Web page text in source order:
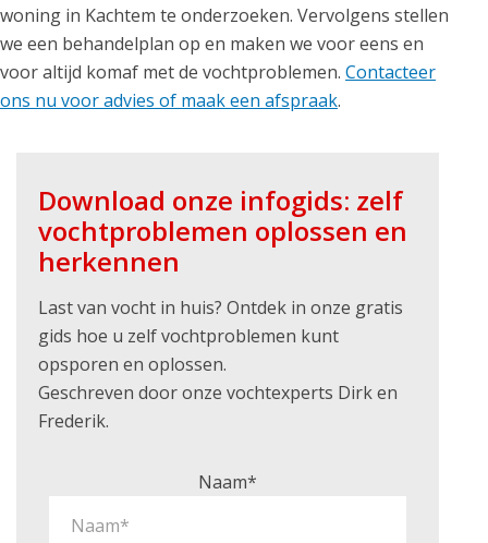
woning in Kachtem te onderzoeken. Vervolgens stellen
we een behandelplan op en maken we voor eens en
voor altijd komaf met de vochtproblemen. Contacteer
ons nu voor advies of maak een afspraak.
Download onze infogids: zelf
vochtproblemen oplossen en
herkennen
Last van vocht in huis? Ontdek in onze gratis
gids hoe u zelf vochtproblemen kunt
opsporen en oplossen.
Geschreven door onze vochtexperts Dirk en
Frederik.
Naam*